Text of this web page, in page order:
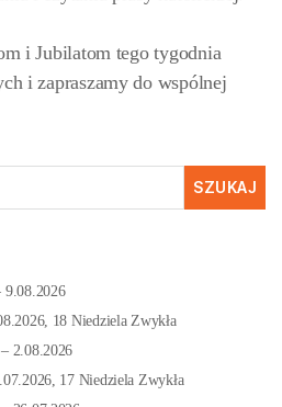
i Jubilatom tego tygodnia
i zapraszamy do wspólnej
9.08.2026
18 Niedziela Zwykła
2.08.2026
17 Niedziela Zwykła